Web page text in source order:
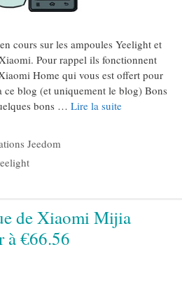
cours sur les ampoules Yeelight et
Pour rappel ils fonctionnent
Home qui vous est offert pour
blog (et uniquement le blog) Bons
bons … Lire la suite
Jeedom
de Xiaomi Mijia
à €66.56